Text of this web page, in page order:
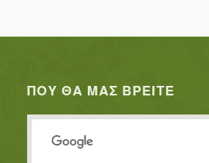
ΠΟΥ ΘΑ ΜΑΣ ΒΡΕΊΤΕ